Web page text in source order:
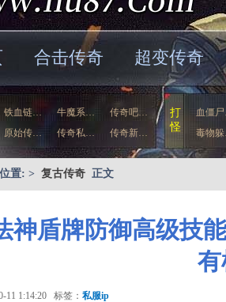
合击传奇 超变传奇
铁血链… 牛魔系…
传奇吧…
原始传… 传奇私… 传奇新…
打
怪
血僵
毒物
置: > 复古传奇 正文
神盾牌防御高级技
11 1:14:20 标签： 私服ip